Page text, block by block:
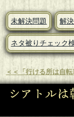
未解決問題 解
ネタ被りチェック
＜＜「行ける所は自
シアトル